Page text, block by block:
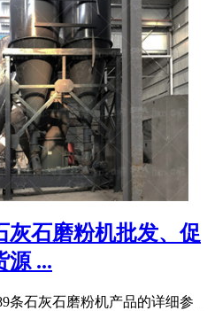
灰石磨粉机批发、促
源 ...
条石灰石磨粉机产品的详细参